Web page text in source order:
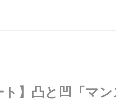
ト】凸と凹「マ